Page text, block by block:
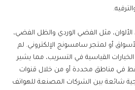
مثل الفضي الوردي والظل الفضي،
أو لمتجر سامسونج الإلكتروني. لم
القياسية في التسريب، مما يشير
في مناطق محددة أو من خلال قنوات
شائعة بين الشركات المصنعة للهواتف